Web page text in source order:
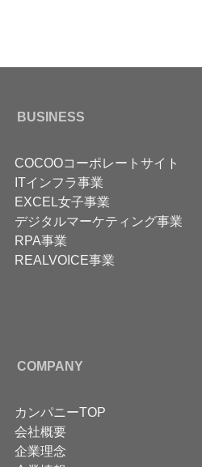
BUSINESS
COCOOコーポレートサイト
ITインフラ事業
EXCEL女子事業
デジタルマーケティング事業
RPA事業
REALVOICE事業
COMPANY
カンパニーTOP
会社概要
企業理念